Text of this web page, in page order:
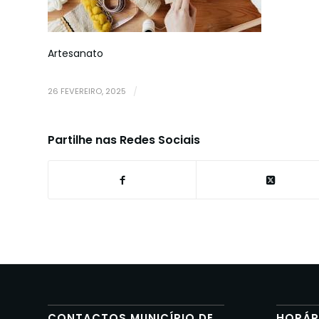
Artesanato
26 FEVEREIRO, 2025 /
Partilhe nas Redes Sociais